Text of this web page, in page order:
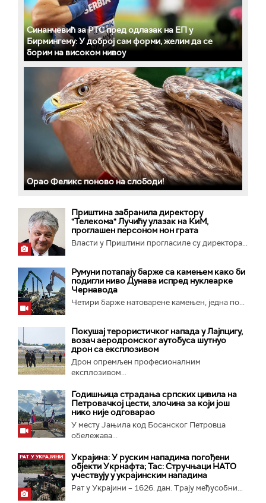
Синанчевић за РТС пред одлазак на ЕП у
Бирмингему: У доброј сам форми, желим да се
борим на високом нивоу
Орао Феликс поново на слободи!
Приштина забранила директору
"Телекома" Лучићу улазак на КиМ,
проглашен персоном нон грата
Власти у Приштини прогласиле су директора...
Румуни потапају барже са камењем како би
подигли ниво Дунава испред нуклеарке
Чернавода
Четири барже натоварене камењен, једна по...
Покушај терористичког напада у Лајпцигу,
возач аеродромског аутобуса шутнуо
дрон са експлозивом
Дрон опремљен професионалним
експлозивом...
Годишњица страдања српских цивила на
Петровачкој цести, злочина за који још
нико није одговарао
У месту Јањила код Босанског Петровца
обележава...
Украјина: У руским нападима погођени
објекти Укрнафта; Тас: Стручњаци НАТО
учествују у украјинским нападима
Рат у Украјини – 1626. дан. Трају међусобни...